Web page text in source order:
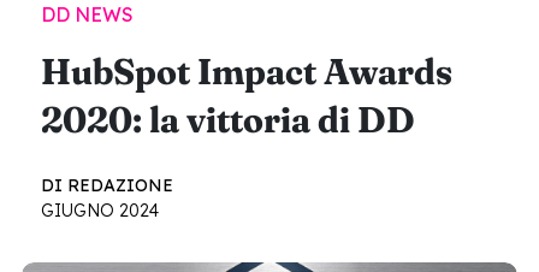
DD NEWS
HubSpot Impact Awards
2020: la vittoria di DD
DI REDAZIONE
GIUGNO 2024